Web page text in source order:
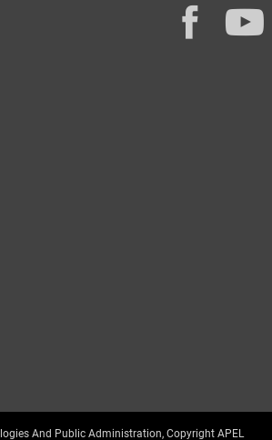
And Public Administration, Copyright APEL